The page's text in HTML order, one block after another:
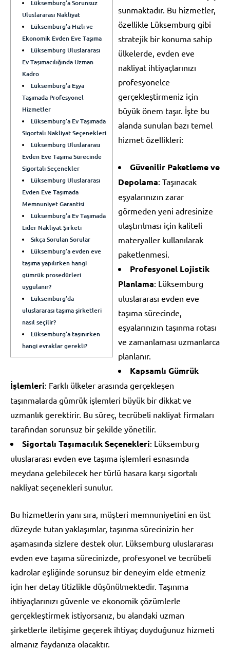
Lüksemburg’a Sorunsuz
Uluslararası Nakliyat
Lüksemburg’a Hızlı ve
Ekonomik Evden Eve Taşıma
Lüksemburg Uluslararası
Ev Taşımacılığında Uzman
Kadro
Lüksemburg’a Eşya
Taşımada Profesyonel
Hizmetler
Lüksemburg’a Ev Taşımada
Sigortalı Nakliyat Seçenekleri
Lüksemburg Uluslararası
Evden Eve Taşıma Sürecinde
Sigortalı Seçenekler
Lüksemburg Uluslararası
Evden Eve Taşımada
Memnuniyet Garantisi
Lüksemburg’a Ev Taşımada
Lider Nakliyat Şirketi
Sıkça Sorulan Sorular
Lüksemburg’a evden eve
taşıma yapılırken hangi
gümrük prosedürleri
uygulanır?
Lüksemburg’da
uluslararası taşıma şirketleri
nasıl seçilir?
Lüksemburg’a taşınırken
hangi evraklar gerekli?
sunmaktadır. Bu hizmetler,
özellikle Lüksemburg gibi
stratejik bir konuma sahip
ülkelerde, evden eve
nakliyat ihtiyaçlarınızı
profesyonelce
gerçekleştirmeniz için
büyük önem taşır. İşte bu
alanda sunulan bazı temel
hizmet özellikleri:
Güvenilir Paketleme ve
Depolama: Taşınacak
eşyalarınızın zarar
görmeden yeni adresinize
ulaştırılması için kaliteli
materyaller kullanılarak
paketlenmesi.
Profesyonel Lojistik
Planlama: Lüksemburg
uluslararası evden eve
taşıma sürecinde,
eşyalarınızın taşınma rotası
ve zamanlaması uzmanlarca
planlanır.
Kapsamlı Gümrük
İşlemleri: Farklı ülkeler arasında gerçekleşen
taşınmalarda gümrük işlemleri büyük bir dikkat ve
uzmanlık gerektirir. Bu süreç, tecrübeli nakliyat firmaları
tarafından sorunsuz bir şekilde yönetilir.
Sigortalı Taşımacılık Seçenekleri: Lüksemburg
uluslararası evden eve taşıma işlemleri esnasında
meydana gelebilecek her türlü hasara karşı sigortalı
nakliyat seçenekleri sunulur.
Bu hizmetlerin yanı sıra, müşteri memnuniyetini en üst
düzeyde tutan yaklaşımlar, taşınma sürecinizin her
aşamasında sizlere destek olur. Lüksemburg uluslararası
evden eve taşıma sürecinizde, profesyonel ve tecrübeli
kadrolar eşliğinde sorunsuz bir deneyim elde etmeniz
için her detay titizlikle düşünülmektedir. Taşınma
ihtiyaçlarınızı güvenle ve ekonomik çözümlerle
gerçekleştirmek istiyorsanız, bu alandaki uzman
şirketlerle iletişime geçerek ihtiyaç duyduğunuz hizmeti
almanız faydanıza olacaktır.